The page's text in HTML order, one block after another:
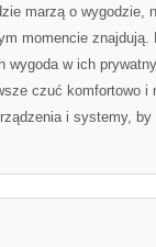
marzą o wygodzie,
momencie
wygoda w ich
czuć komfortowo i
i systemy, by